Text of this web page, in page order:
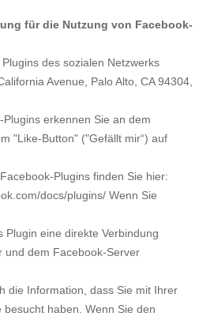
für die Nutzung von Facebook-
des sozialen Netzwerks
Avenue, Palo Alto, CA 94304,
erkennen Sie an dem
"Like-Button" ("Gefällt mir“) auf
Plugins finden Sie hier:
docs/plugins/ Wenn Sie
Plugin eine direkte Verbindung
und dem Facebook-Server
die Information, dass Sie mit Ihrer
besucht haben. Wenn Sie den